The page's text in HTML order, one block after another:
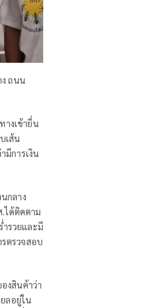
ง ถนน
งเข้ายื่น
เส้น
มีการเงิน
กลาง
.ได้ติดตาม
รวยและมี
ตรวจสอบ
งสินค้าว่า
ลอยู่ใน